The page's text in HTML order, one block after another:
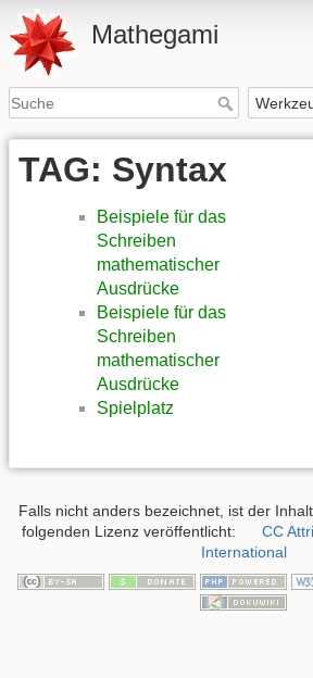
Mathegami
TAG: Syntax
Beispiele für das
Schreiben
mathematischer
Ausdrücke
Beispiele für das
Schreiben
mathematischer
Ausdrücke
Spielplatz
Falls nicht anders bezeichnet, ist der
folgenden Lizenz veröffentlicht:
CC
International